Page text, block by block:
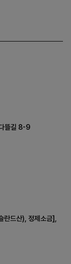
뜰길 8-9
드산), 정제소금],